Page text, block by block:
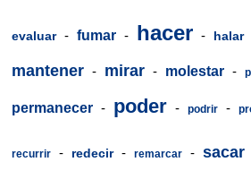
evaluar - fumar - hacer - halar
mantener - mirar - molestar -
permanecer - poder - podrir -
recurrir - redecir - remarcar - sacar